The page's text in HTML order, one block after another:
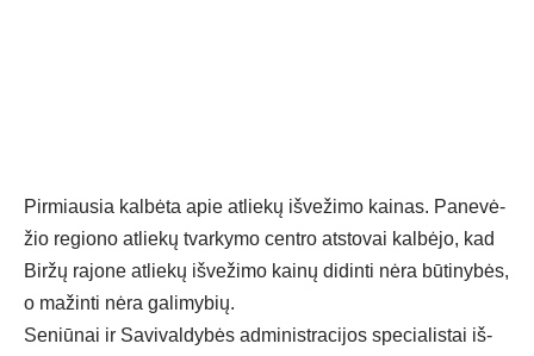
Pir­miau­sia kal­bė­ta apie at­lie­kų iš­ve­ži­mo kai­nas. Pa­ne­vė­
žio re­gio­no at­lie­kų tvar­ky­mo cent­ro at­sto­vai kal­bė­jo, kad
Bir­žų ra­jo­ne at­lie­kų iš­ve­ži­mo kai­nų di­din­ti nė­ra bū­ti­ny­bės,
o ma­žin­ti nė­ra ga­li­my­bių.
Se­niū­nai ir Sa­vi­val­dy­bės ad­mi­nist­ra­ci­jos spe­cia­lis­tai iš­